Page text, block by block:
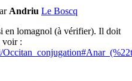
Andriu Le Boscq
en lomagnol (à vérifier). Il doit
voir :